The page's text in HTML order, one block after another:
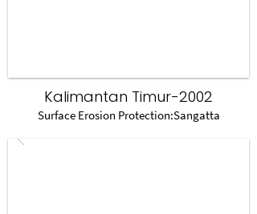
Kalimantan Timur-2002
Surface Erosion Protection:Sangatta